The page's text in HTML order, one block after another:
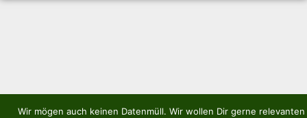
Wir mögen auch keinen Datenmüll. Wir wollen Dir gerne relevanten